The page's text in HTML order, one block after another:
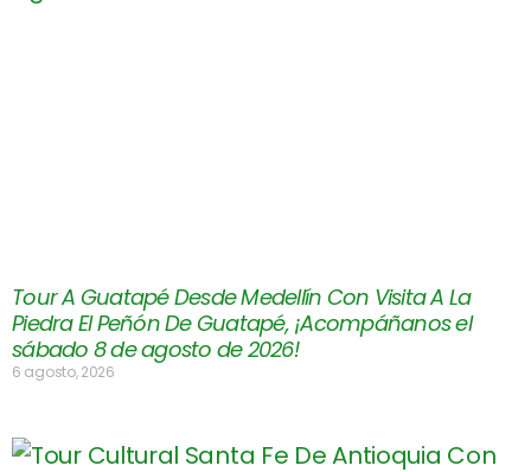
Tour A Guatapé Desde Medellín Con Visita A La
Piedra El Peñón De Guatapé, ¡Acompáñanos el
sábado 8 de agosto de 2026!
6 agosto, 2026